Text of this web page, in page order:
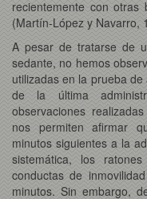
recientemente con otras
(Martín-López y Navarro,
A pesar de tratarse de
sedante, no hemos
utilizadas en la prueba
de la última
observaciones
nos permiten afirmar
minutos siguientes a la
sistemática, los
conductas de
minutos. Sin embargo,